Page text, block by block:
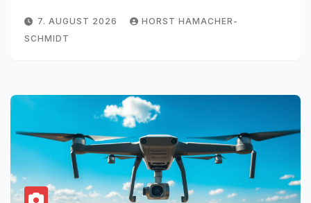
7. AUGUST 2026
HORST HAMACHER-
SCHMIDT